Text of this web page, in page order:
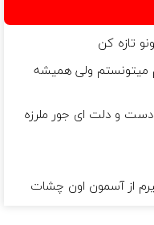
تازه کن
میتونستم ولی همیشه
و دلت ای جور ملرزه
از آسمون اون چشات